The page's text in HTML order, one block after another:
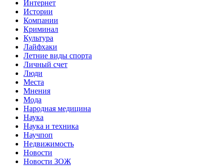
Интернет
Истории
Компании
Криминал
Культура
Лайфхаки
Летние виды спорта
Личный счет
Люди
Места
Мнения
Мода
Народная медицина
Наука
Наука и техника
Научпоп
Недвижимость
Новости
Новости ЗОЖ